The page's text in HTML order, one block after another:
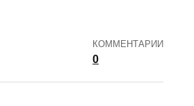
КОММЕНТАРИИ
0